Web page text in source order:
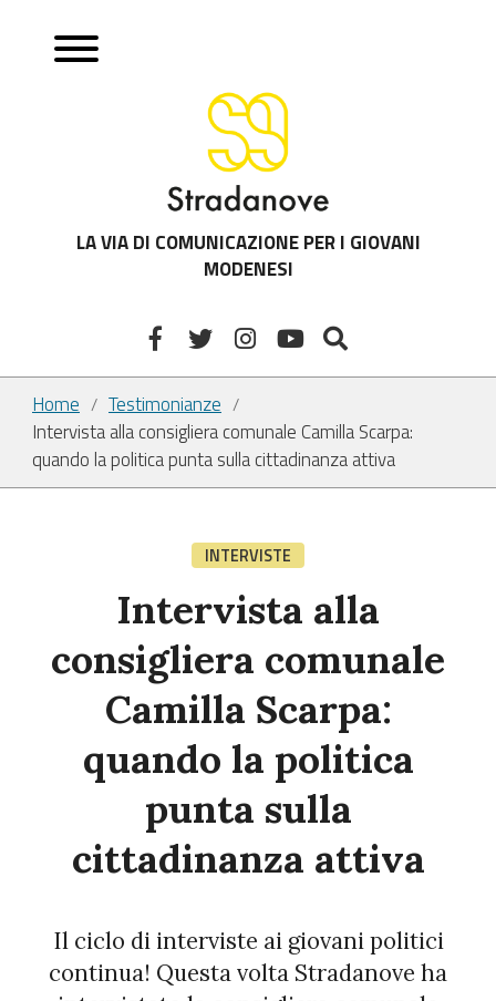
LA VIA DI COMUNICAZIONE PER I GIOVANI
MODENESI
Home / Testimonianze /
Intervista alla consigliera comunale Camilla Scarpa:
quando la politica punta sulla cittadinanza attiva
INTERVISTE
Intervista alla
consigliera comunale
Camilla Scarpa:
quando la politica
punta sulla
cittadinanza attiva
Il ciclo di interviste ai giovani politici
continua! Questa volta Stradanove ha